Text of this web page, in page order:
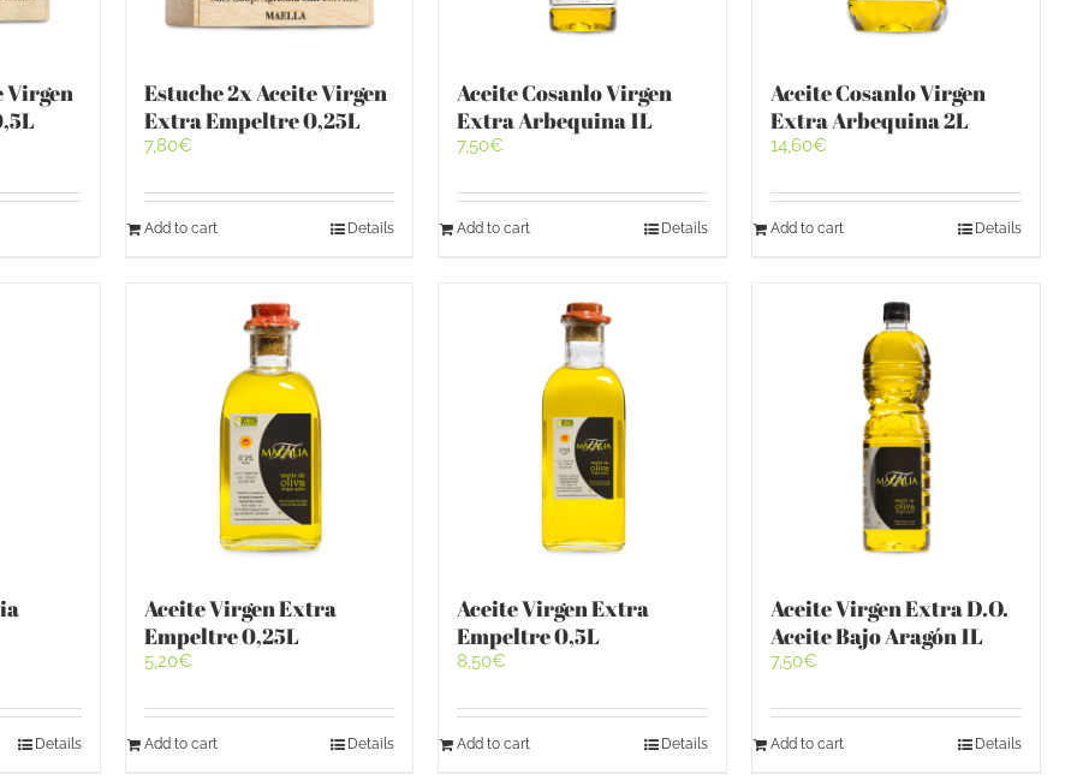
Virgen
Estuche 2x Aceite Virgen
Extra Empeltre 0,25L
7,80€
Add to cart Details
Aceite Cosanlo Virgen
Extra Arbequina 1L
7,50€
Add to cart Details
Aceite Cosanlo Virgen
Extra Arbequina 2L
14,60€
Add to cart Details
Details
Aceite Virgen Extra
Empeltre 0,25L
5,20€
Add to cart Details
Aceite Virgen Extra
Empeltre 0,5L
8,50€
Add to cart Details
Aceite Virgen Extra D.O.
Aceite Bajo Aragón 1L
7,50€
Add to cart Details